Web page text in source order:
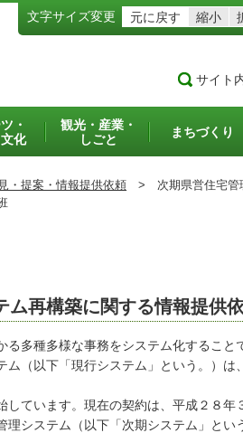
文字サイズ変更 元に戻す 縮小
サイト
・
化
観光・産業・
しごと
まちづくり
・提案・情報提供依頼 > 次期県営住宅管
ム再構築に関する情報提供
多種多様な事務をシステム化すること
ム（以下「現行システム」という。）
ています。現在の契約は、平成２８年
システム（以下「次期システム」とい